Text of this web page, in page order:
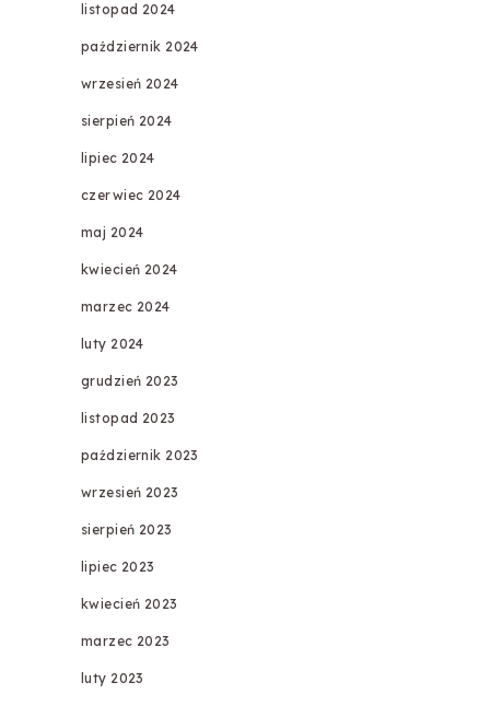
listopad 2024
październik 2024
wrzesień 2024
sierpień 2024
lipiec 2024
czerwiec 2024
maj 2024
kwiecień 2024
marzec 2024
luty 2024
grudzień 2023
listopad 2023
październik 2023
wrzesień 2023
sierpień 2023
lipiec 2023
kwiecień 2023
marzec 2023
luty 2023